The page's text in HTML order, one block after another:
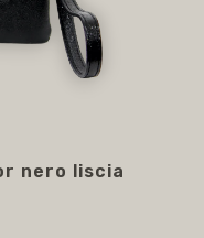
nero liscia